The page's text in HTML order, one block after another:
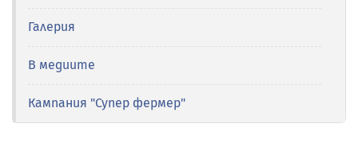
Галерия
В медиите
Кампания "Супер фермер"